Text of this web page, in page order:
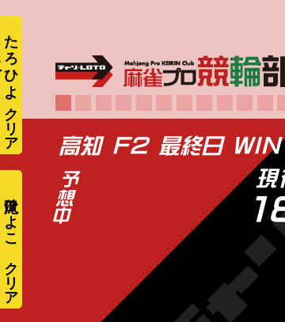
高知 F2 最終日
現
滝沢ひよこ
た
ろ
ひ
よ